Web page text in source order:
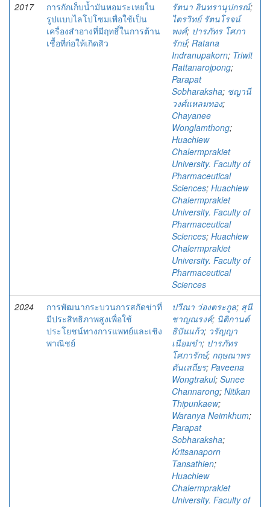
2017
การกักเก็บน้ำมันหอมระเหยใน
รูปแบบไลโปโซมเพื่อใช้เป็น
เครื่องสำอางที่มีฤทธิ์ในการต้าน
เชื้อที่ก่อให้เกิดสิว
รัตนา อินทรานุปกรณ์;
ไตรวิทย์ รัตนโรจน์
พงศ์; ปารภัทร โศภา
รักษ์; Ratana
Indranupakorn; Triwit
Rattanarojpong;
Parapat
Sobharaksha; ชญานี
วงศ์แหลมทอง;
Chayanee
Wonglamthong;
Huachiew
Chalermprakiet
University. Faculty of
Pharmaceutical
Sciences; Huachiew
Chalermprakiet
University. Faculty of
Pharmaceutical
Sciences; Huachiew
Chalermprakiet
University. Faculty of
Pharmaceutical
Sciences
2024
การพัฒนากระบวนการสกัดข่าที่
มีประสิทธิภาพสูงเพื่อใช้
ประโยชน์ทางการแพทย์และเชิง
พาณิชย์
ปวีณา ว่องตระกูล; สุนี
ชาญณรงค์; นิติกานต์
ธิปันแก้ว; วรัญญา
เนียมขำ; ปารภัทร
โศภารักษ์; กฤษณาพร
ตันเสถียร; Paveena
Wongtrakul; Sunee
Channarong; Nitikan
Thipunkaew;
Waranya Neimkhum;
Parapat
Sobharaksha;
Kritsanaporn
Tansathien;
Huachiew
Chalermprakiet
University. Faculty of